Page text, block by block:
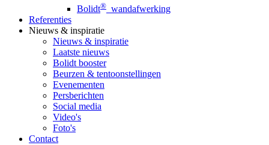
Bolidt® wandafwerking
Referenties
Nieuws & inspiratie
Nieuws & inspiratie
Laatste nieuws
Bolidt booster
Beurzen & tentoonstellingen
Evenementen
Persberichten
Social media
Video's
Foto's
Contact